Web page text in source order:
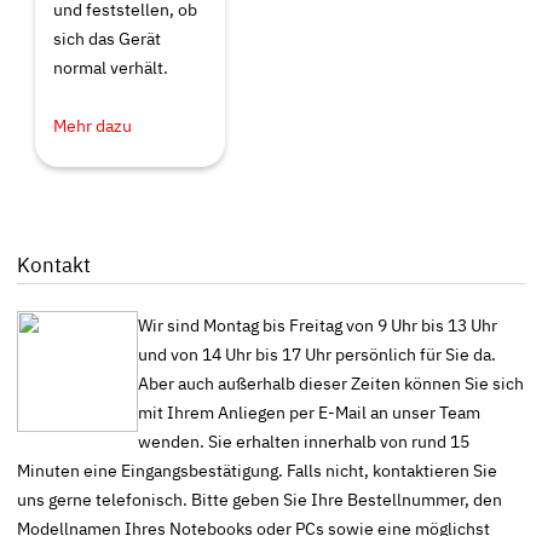
und feststellen, ob
sich das Gerät
normal verhält.
Mehr dazu
Kontakt
Wir sind Montag bis Freitag von 9 Uhr bis 13 Uhr
und von 14 Uhr bis 17 Uhr persönlich für Sie da.
Aber auch außerhalb dieser Zeiten können Sie sich
mit Ihrem Anliegen per E-Mail an unser Team
wenden. Sie erhalten innerhalb von rund 15
Minuten eine Eingangsbestätigung. Falls nicht, kontaktieren Sie
uns gerne telefonisch. Bitte geben Sie Ihre Bestellnummer, den
Modellnamen Ihres Notebooks oder PCs sowie eine möglichst